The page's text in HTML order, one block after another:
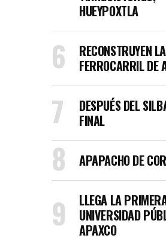
HUEYPOXTLA
RECONSTRUYEN
FERROCARRIL DE
DESPUÉS DEL
FINAL
APAPACHO DE
LLEGA LA
UNIVERSIDAD
APAXCO